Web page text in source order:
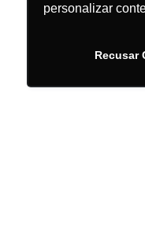
personalizar
Recusar